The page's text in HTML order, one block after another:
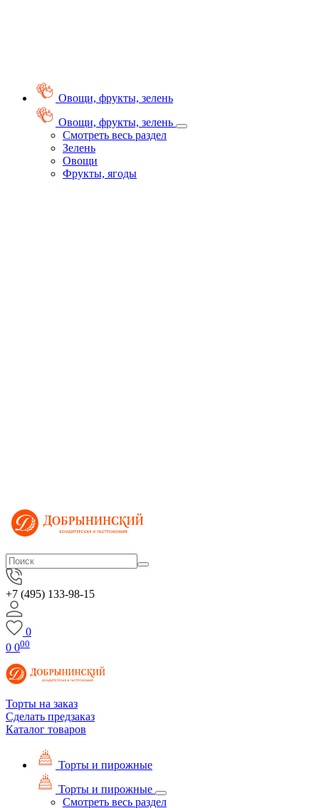
Овощи, фрукты, зелень
Овощи, фрукты, зелень
Смотреть весь раздел
Зелень
Овощи
Фрукты, ягоды
+7 (495) 133-98-15
0
0 000
Торты на заказ
Сделать предзаказ
Каталог товаров
Торты и пирожные
Торты и пирожные
Смотреть весь раздел